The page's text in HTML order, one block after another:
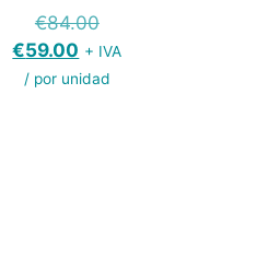
€84.00
€59.00 + IVA
/ por unidad